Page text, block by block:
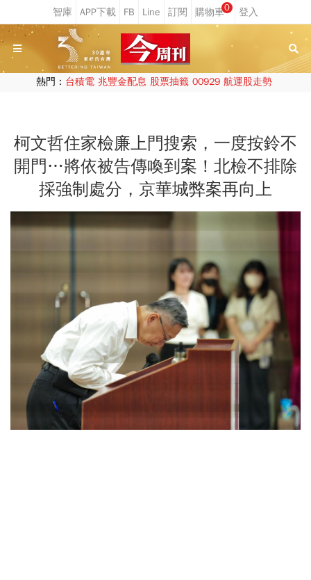
0
熱門： 台積電 兆豐金配息 股票抽籤 00929 航運股走勢
柯文哲住家檢廉上門搜索，一度按鈴不
開門…將依被告傳喚到案！北檢不排除
採強制處分，京華城弊案再向上